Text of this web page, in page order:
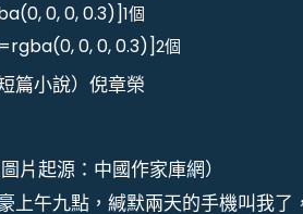
0, 0, 0.3)]1個
0, 0, 0.3)]2個
短篇小說）倪章榮
源：中國作家庫網）
上午九點，緘默兩天的手機叫我